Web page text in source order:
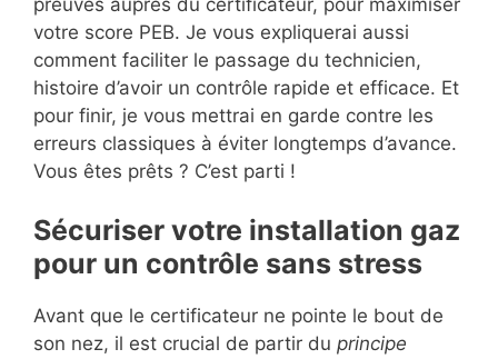
votre score PEB. Je vous expliquerai aussi
comment faciliter le passage du technicien,
histoire d’avoir un contrôle rapide et efficace. Et
pour finir, je vous mettrai en garde contre les
erreurs classiques à éviter longtemps d’avance.
Vous êtes prêts ? C’est parti !
Sécuriser votre installation gaz
pour un contrôle sans stress
Avant que le certificateur ne pointe le bout de
son nez, il est crucial de partir du principe